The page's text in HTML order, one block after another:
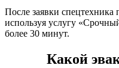
После заявки спецтехника
используя услугу
более 30 минут.
Какой